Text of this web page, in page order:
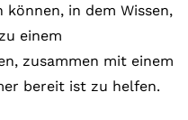
können, in dem Wissen,
einem
zusammen mit einem
bereit ist zu helfen.